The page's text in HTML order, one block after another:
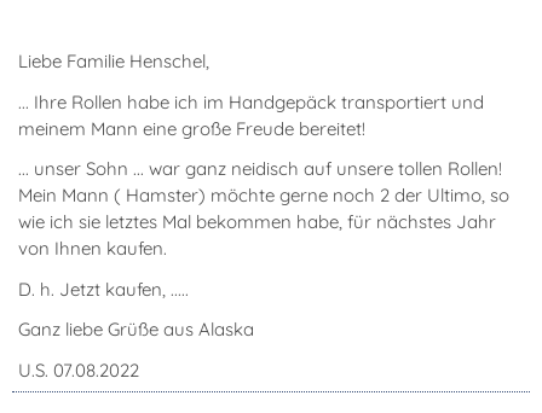
Liebe Familie Henschel,
... Ihre Rollen habe ich im Handgepäck transportiert und
meinem Mann eine große Freude bereitet!
... unser Sohn ... war ganz neidisch auf unsere tollen Rollen!
Mein Mann ( Hamster) möchte gerne noch 2 der Ultimo, so
wie ich sie letztes Mal bekommen habe, für nächstes Jahr
von Ihnen kaufen.
D. h. Jetzt kaufen, .....
Ganz liebe Grüße aus Alaska
U.S. 07.08.2022